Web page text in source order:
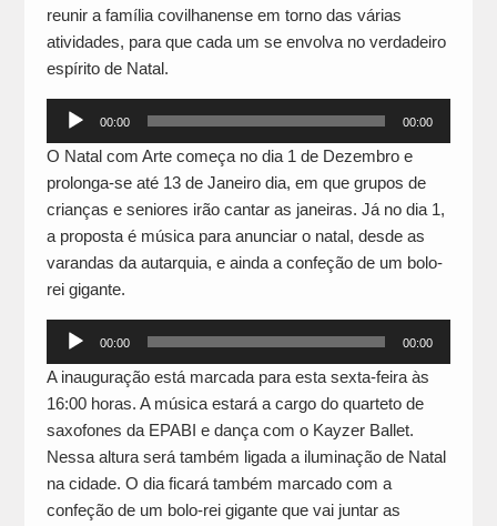
reunir a família covilhanense em torno das várias
atividades, para que cada um se envolva no verdadeiro
espírito de Natal.
Reprodutor
áudio
00:00 00:00
O Natal com Arte começa no dia 1 de Dezembro e
prolonga-se até 13 de Janeiro dia, em que grupos de
crianças e seniores irão cantar as janeiras. Já no dia 1,
a proposta é música para anunciar o natal, desde as
varandas da autarquia, e ainda a confeção de um bolo-
rei gigante.
Reprodutor
áudio
00:00 00:00
A inauguração está marcada para esta sexta-feira às
16:00 horas. A música estará a cargo do quarteto de
saxofones da EPABI e dança com o Kayzer Ballet.
Nessa altura será também ligada a iluminação de Natal
na cidade. O dia ficará também marcado com a
confeção de um bolo-rei gigante que vai juntar as